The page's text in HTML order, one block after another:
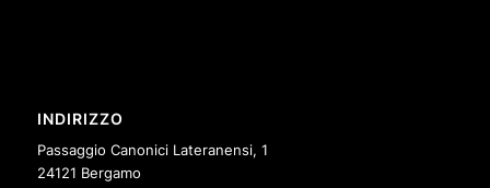
INDIRIZZO
Passaggio Canonici Lateranensi, 1
24121 Bergamo